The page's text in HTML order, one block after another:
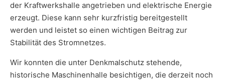
der Kraftwerkshalle angetrieben und elektrische Energie
erzeugt. Diese kann sehr kurzfristig bereitgestellt
werden und leistet so einen wichtigen Beitrag zur
Stabilität des Stromnetzes.
Wir konnten die unter Denkmalschutz stehende,
historische Maschinenhalle besichtigen, die derzeit noch